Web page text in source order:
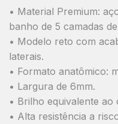
• Material Premium:
banho de 5 camadas
• Modelo reto com
laterais.
• Formato anatômico:
• Largura de 6mm.
• Brilho equivalente
• Alta resistência a